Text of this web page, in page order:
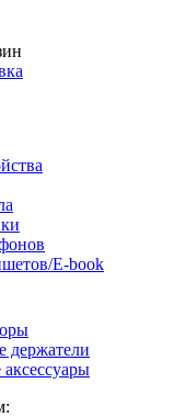
E-book
держатели